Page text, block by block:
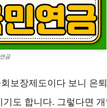
금
보장제도이다 보니 은
도 합니다. 그렇다면